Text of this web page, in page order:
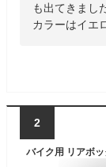
も出てきまし
カラーはイエ
2